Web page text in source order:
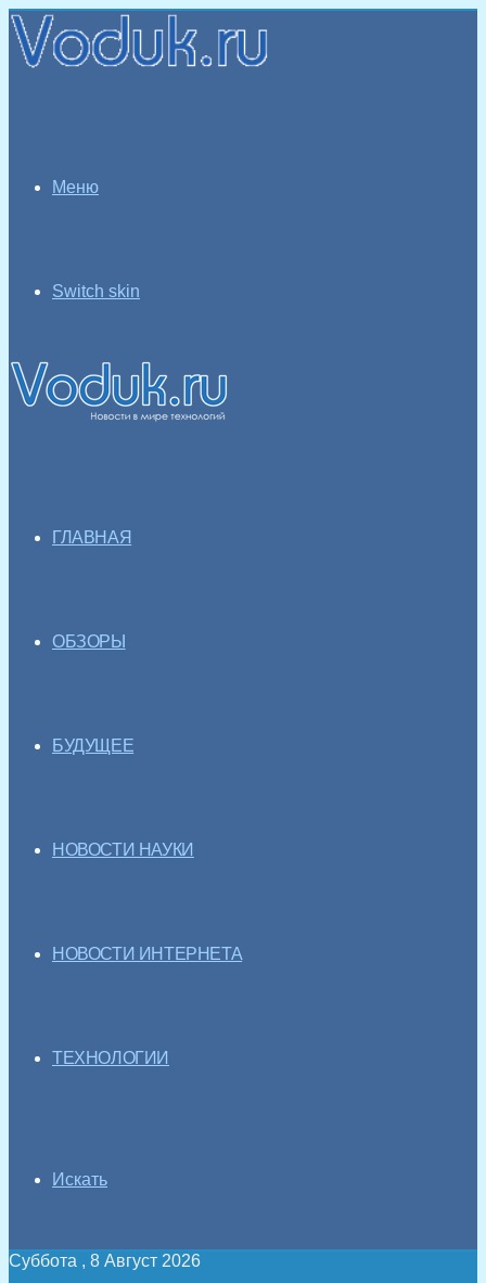
Меню
Switch skin
ГЛАВНАЯ
ОБЗОРЫ
БУДУЩЕЕ
НОВОСТИ НАУКИ
НОВОСТИ ИНТЕРНЕТА
ТЕХНОЛОГИИ
Искать
Суббота , 8 Август 2026